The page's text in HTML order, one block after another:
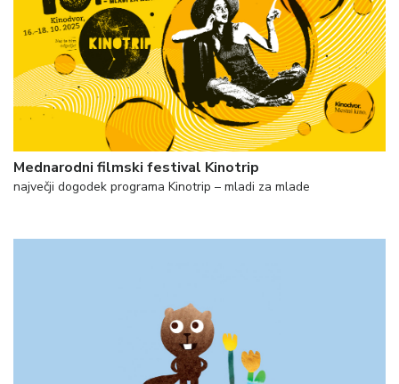
Mednarodni filmski festival Kinotrip
največji dogodek programa Kinotrip – mladi za mlade